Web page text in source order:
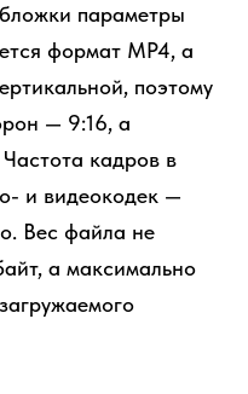
параметры
формат MP4, а
поэтому
— 9:16, а
кадров в
и видеокодек —
Вес файла не
а максимально